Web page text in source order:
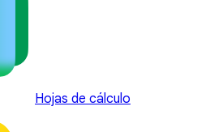
Hojas de cálculo